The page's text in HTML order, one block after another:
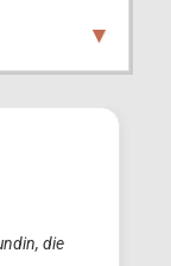
▾
die